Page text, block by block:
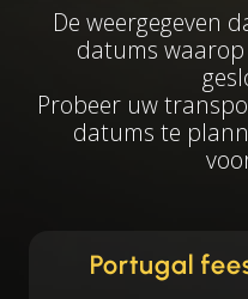
De weergegeven
datums
Probeer uw
datums te
Portugal